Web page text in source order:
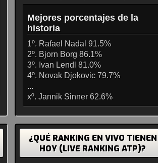
Mejores porcentajes de la
historia
1º. Rafael Nadal 91.5%
2º. Bjorn Borg 86.1%
3º. Ivan Lendl 81.0%
4º. Novak Djokovic 79.7%
...
xº. Jannik Sinner 62.6%
¿QUÉ RANKING EN VIVO TIENEN
HOY (LIVE RANKING ATP)?